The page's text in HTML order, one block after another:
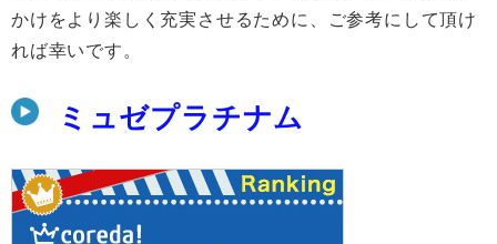
かけをより楽しく充実させるために、ご参考にして頂け
れば幸いです。
ミュゼプラチナム